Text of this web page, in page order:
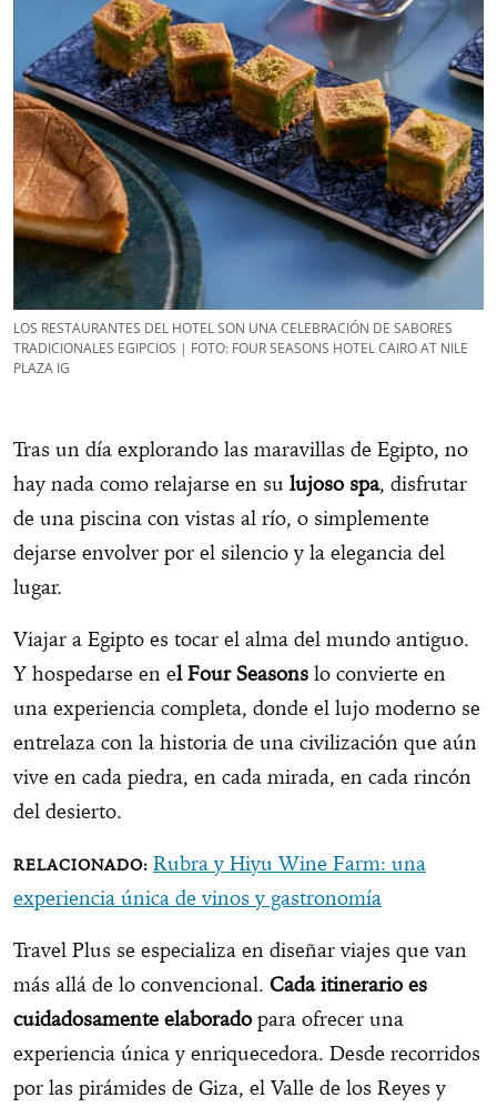
LOS RESTAURANTES DEL HOTEL SON UNA CELEBRACIÓN DE SABORES
TRADICIONALES EGIPCIOS | FOTO: FOUR SEASONS HOTEL CAIRO AT NILE
PLAZA IG
Tras un día explorando las maravillas de Egipto, no
hay nada como relajarse en su lujoso spa, disfrutar
de una piscina con vistas al río, o simplemente
dejarse envolver por el silencio y la elegancia del
lugar.
Viajar a Egipto es tocar el alma del mundo antiguo.
Y hospedarse en el Four Seasons lo convierte en
una experiencia completa, donde el lujo moderno se
entrelaza con la historia de una civilización que aún
vive en cada piedra, en cada mirada, en cada rincón
del desierto.
Rubra y Hiyu Wine Farm: una
experiencia única de vinos y gastronomía
Travel Plus se especializa en diseñar viajes que van
más allá de lo convencional. Cada itinerario es
cuidadosamente elaborado para ofrecer una
experiencia única y enriquecedora. Desde recorridos
por las pirámides de Giza, el Valle de los Reyes y